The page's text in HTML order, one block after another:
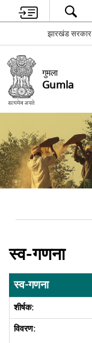
झारखंड सरकार
गुमला
Gumla
स्व-गणना
स्व-गणना